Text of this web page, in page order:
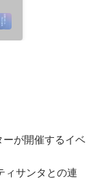
ーが開催するイベ
ィサンタとの連